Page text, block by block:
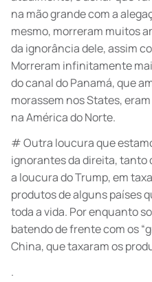
na mão grande com a
mesmo, morreram muitos
da ignorância dele, assim
Morreram infinitamente
do canal do Panamá, que
morassem nos States,
na América do Norte.
# Outra loucura que
ignorantes da direita, tanto
a loucura do Trump, em
produtos de alguns países
toda a vida. Por enquanto
batendo de frente com os
China, que taxaram os
.